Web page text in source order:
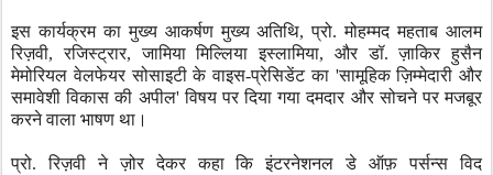
इस कार्यक्रम का मुख्य आकर्षण मुख्य अतिथि,प्रो. मोहम्मद महताब आलम
रिज़वी,रजिस्ट्रार,जामिया मिल्लिया इस्लामिया, और डॉ. ज़ाकिर हुसैन
मेमोरियल वेलफेयर सोसाइटी के वाइस-प्रेसिडेंट का'सामूहिक ज़िम्मेदारी और
समावेशी विकास की अपील'विषय पर दिया गया दमदार और सोचने पर मजबूर
करने वाला भाषण था।
प्रो. रिज़वी ने ज़ोर देकर कहा कि इंटरनेशनल डे ऑफ़ पर्सन्स विद